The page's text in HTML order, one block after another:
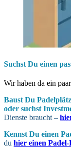
Suchst Du einen
Wir haben da ein paar
Baust Du
oder suchst
Dienste braucht –
Kennst Du einen
du hier einen Padel-